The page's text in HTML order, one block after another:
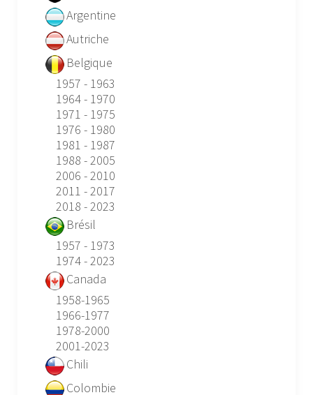
Argentine
Autriche
Belgique
1957 - 1963
1964 - 1970
1971 - 1975
1976 - 1980
1981 - 1987
1988 - 2005
2006 - 2010
2011 - 2017
2018 - 2023
Brésil
1957 - 1973
1974 - 2023
Canada
1958-1965
1966-1977
1978-2000
2001-2023
Chili
Colombie